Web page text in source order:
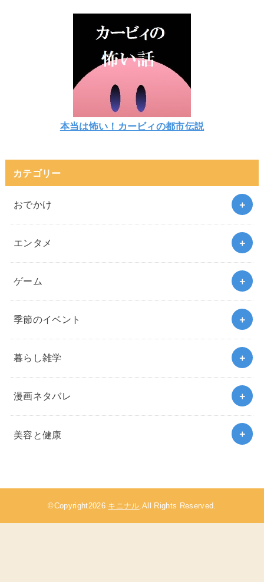
本当は怖い！カービィの都市伝説
カテゴリー
おでかけ
エンタメ
ゲーム
季節のイベント
暮らし雑学
漫画ネタバレ
美容と健康
©Copyright2026 キニナル.All Rights Reserved.